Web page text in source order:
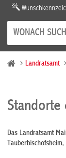
Landratsamt
Standorte
Das Landratsamt